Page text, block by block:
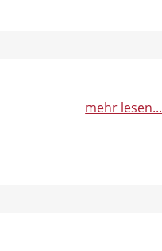
mehr lesen...